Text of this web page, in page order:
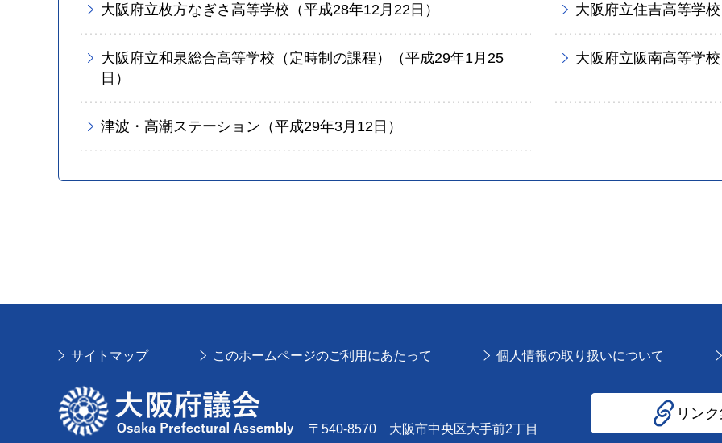
大阪府立枚方なぎさ高等学校（平成28年12月22日） 大阪府立住吉高等学
大阪府立和泉総合高等学校（定時制の課程）（平成29年1月25
日）
大阪府立阪南高等学
津波・高潮ステーション（平成29年3月12日）
サイトマップ このホームページのご利用にあたって 個人情報の取り扱いについて
大阪府議会
〒540-8570 大阪市中央区大手前2丁目
リン